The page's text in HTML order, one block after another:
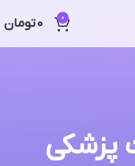
0
0تومان
پزشکی